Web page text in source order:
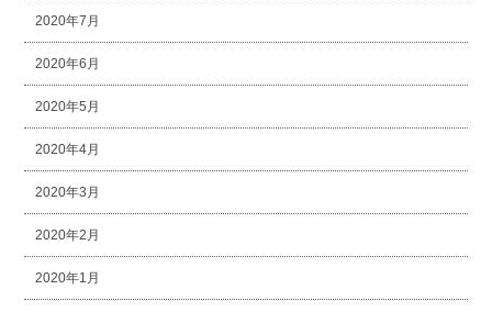
2020年7月
2020年6月
2020年5月
2020年4月
2020年3月
2020年2月
2020年1月